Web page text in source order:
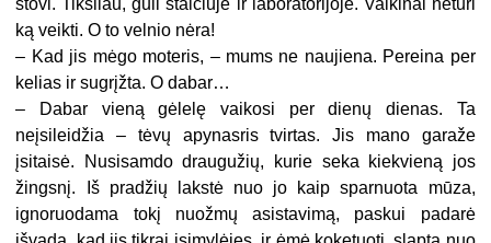
ką veikti. O to velnio nėra!
– Kad jis mėgo moteris, – mums ne naujiena. Pereina per
kelias ir sugrįžta. O dabar…
–
Dabar vieną gėlelę vaikosi per dienų dienas. Ta
neįsileidžia – tėvų apynasris tvirtas. Jis mano garaže
įsitaisė. Nusisamdo draugužių, kurie seka kiekvieną jos
žingsnį. Iš pradžių lakstė nuo jo kaip sparnuota mūza,
ignoruodama tokį nuožmų asistavimą, paskui padarė